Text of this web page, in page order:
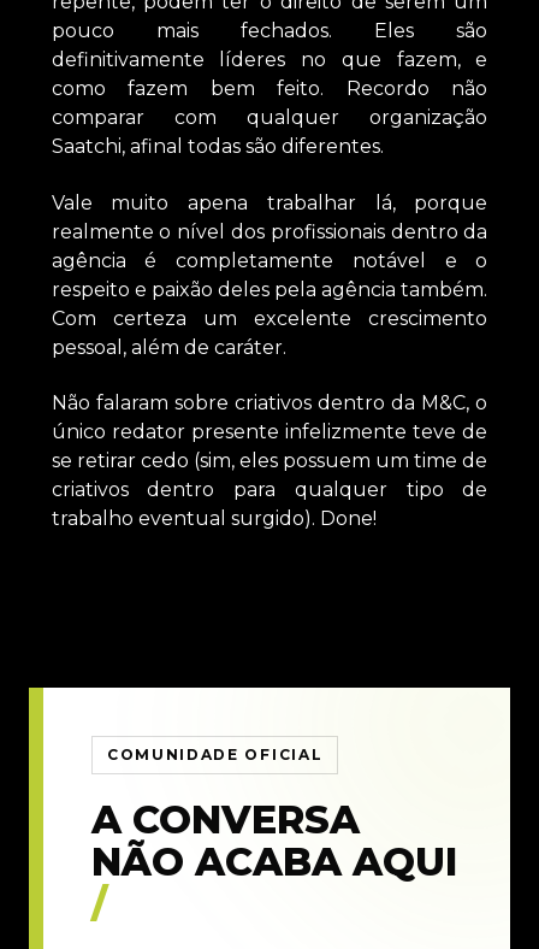
pouco mais fechados. Eles são
definitivamente líderes no que fazem, e
como fazem bem feito. Recordo não
comparar com qualquer organização
Saatchi, afinal todas são diferentes.
Vale muito apena trabalhar lá, porque
realmente o nível dos profissionais dentro da
agência é completamente notável e o
respeito e paixão deles pela agência também.
Com certeza um excelente crescimento
pessoal, além de caráter.
Não falaram sobre criativos dentro da M&C, o
único redator presente infelizmente teve de
se retirar cedo (sim, eles possuem um time de
criativos dentro para qualquer tipo de
trabalho eventual surgido). Done!
COMUNIDADE OFICIAL
A CONVERSA
NÃO ACABA AQUI
/